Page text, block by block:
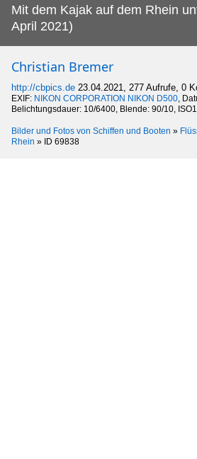
Mit dem Kajak auf dem Rhein
April 2021)
Christian Bremer
http://cbpics.de 23.04.2021, 277 Aufrufe, 0
EXIF: NIKON CORPORATION NIKON D500,
Belichtungsdauer: 10/6400, Blende: 90/10,
Bilder und Fotos von Schiffen und Booten »
Rhein » ID 69838